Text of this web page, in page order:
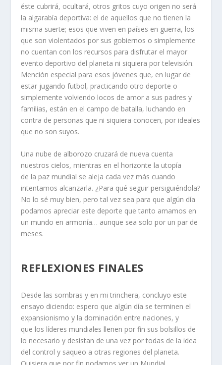
éste cubrirá, ocultará, otros gritos cuyo origen no será
la algarabía deportiva: el de aquellos que no tienen la
misma suerte; esos que viven en países en guerra, los
que son violentados por sus gobiernos o simplemente
no cuentan con los recursos para disfrutar el mayor
evento deportivo del planeta ni siquiera por televisión.
Mención especial para esos jóvenes que, en lugar de
estar jugando futbol, practicando otro deporte o
simplemente volviendo locos de amor a sus padres y
familias, están en el campo de batalla, luchando en
contra de personas que ni siquiera conocen, por ideales
que no son suyos.
Una nube de alborozo cruzará de nueva cuenta
nuestros cielos, mientras en el horizonte la utopía
de la paz mundial se aleja cada vez más cuando
intentamos alcanzarla. ¿Para qué seguir persiguiéndola?
No lo sé muy bien, pero tal vez sea para que algún día
podamos apreciar este deporte que tanto amamos en
un mundo en armonía… aunque sea solo por un par de
meses.
REFLEXIONES FINALES
Desde las sombras y en mi trinchera, concluyo este
ensayo diciendo: espero que algún día se terminen el
expansionismo y la dominación entre naciones, y
que los líderes mundiales llenen por fin sus bolsillos de
lo necesario y desistan de una vez por todas de la idea
del control y saqueo a otras regiones del planeta.
Quisiera que por fin podamos ver un Mundial